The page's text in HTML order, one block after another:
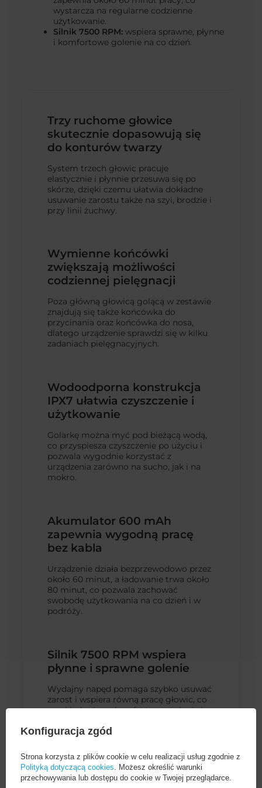
wystarcza na regularne codzienne
użytkowanie.
Silnik 7500 RPM: wspiera sprawne, płynne
i komfortowe golenie na co dzień.
Trzy ruchome głowice
skutecznie dopasowują się
do konturów twarzy
System trzech głowic pracuje
elastycznie i płynnie przesuwa się po
skórze, dzięki czemu ułatwia dokładne
usuwanie zarostu także na szyi, brodzie i
przy linii żuchwy.
Wymienne końcówki
zwiększają możliwości
codziennej pielęgnacji
Poza główną głowicą golącą w zestawie
znajdują się także końcówka do
przycinania oraz końcówka do nosa,
dlatego urządzenie sprawdzi się w kilku
zadaniach pielęgnacyjnych.
Wodoodporna konstrukcja
IPX7 ułatwia czyszczenie i
użytkowanie
Golarkę można myć pod bieżącą wodą,
co przyspiesza czyszczenie po użyciu i
pozwala wygodnie korzystać z
urządzenia zarówno na sucho, jak i na
mokro.
Akumulator 600 mAh
zapewnia wygodną pracę
bez kabla
Urządzenie działa bezprzewodowo przez
około 60 minut, a ładowanie trwa około
80 minut, co pozwala zachować
swobodę użytkowania na co dzień i w
podróży.
Silnik 7500 RPM wspiera
płynne i sprawne golenie
Wydajny napęd pomaga szybko usuwać
zarost i wspiera równą pracę głowic, co
przekłada się na komfortowe golenie bez
Konfiguracja zgód
Strona korzysta z plików cookie w celu realizacji usług zgodnie z
Polityką dotyczącą cookies . Możesz określić warunki
przechowywania lub dostępu do cookie w Twojej przeglądarce.